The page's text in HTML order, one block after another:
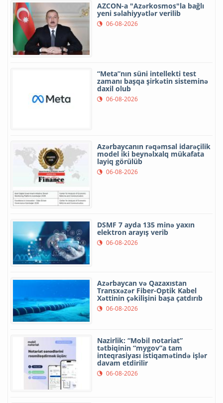
AZCON-a "Azərkosmos"la bağlı
yeni səlahiyyətlər verilib
06-08-2026
“Meta”nın süni intellekti test
zamanı başqa şirkətin sisteminə
daxil olub
06-08-2026
Azərbaycanın rəqəmsal idarəçilik
model iki beynəlxalq mükafata
layiq görülüb
06-08-2026
DSMF 7 ayda 135 minə yaxın
elektron arayış verib
06-08-2026
Azərbaycan və Qazaxıstan
Transxəzər Fiber-Optik Kabel
Xəttinin çəkilişini başa çatdırıb
06-08-2026
Nazirlik: “Mobil notariat”
tətbiqinin “mygov”a tam
inteqrasiyası istiqamətində işlər
davam etdirilir
06-08-2026